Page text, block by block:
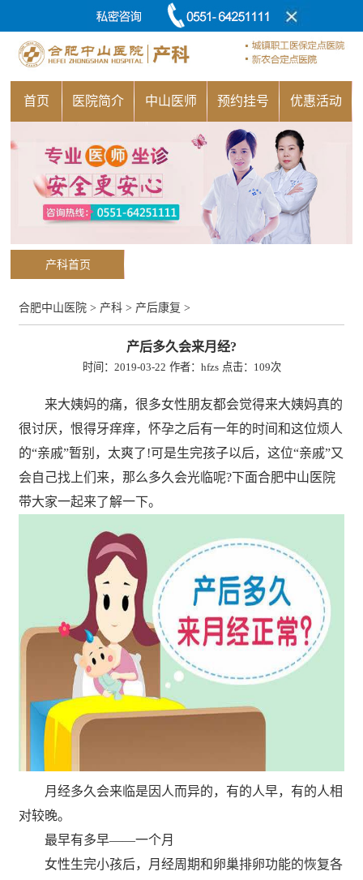
首页 医院简介 中山医师 预约挂号 优惠活动
产科首页
合肥中山医院 > 产科 > 产后康复 >
产后多久会来月经?
时间：2019-03-22 作者：hfzs 点击： 109次
来大姨妈的痛，很多女性朋友都会觉得来大姨妈真的
很讨厌，恨得牙痒痒，怀孕之后有一年的时间和这位烦人
的“亲戚”暂别，太爽了!可是生完孩子以后，这位“亲戚”又
会自己找上们来，那么多久会光临呢?下面合肥中山医院
带大家一起来了解一下。
月经多久会来临是因人而异的，有的人早，有的人相
对较晚。
最早有多早——一个月
女性生完小孩后，月经周期和卵巢排卵功能的恢复各